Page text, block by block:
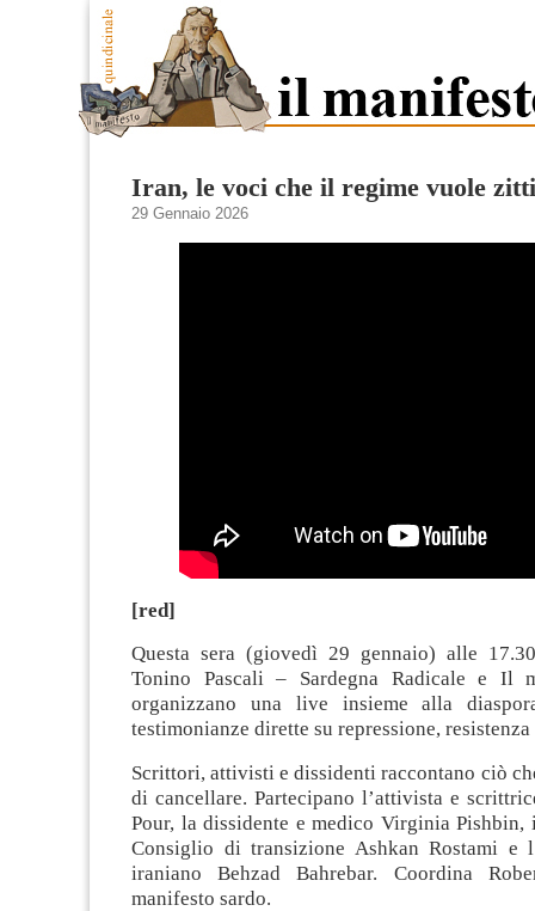
Iran, le voci che il regime vuole
29 Gennaio 2026
[red]
Questa sera (giovedì 29 gennaio) alle
Tonino Pascali – Sardegna Radicale e Il
organizzano una live insieme alla
testimonianze dirette su repressione,
Scrittori, attivisti e dissidenti raccontano ciò
di cancellare. Partecipano l’attivista e
Pour, la dissidente e medico Virginia Pishbin,
Consiglio di transizione Ashkan Rostami e
iraniano Behzad Bahrebar. Coordina
manifesto sardo.